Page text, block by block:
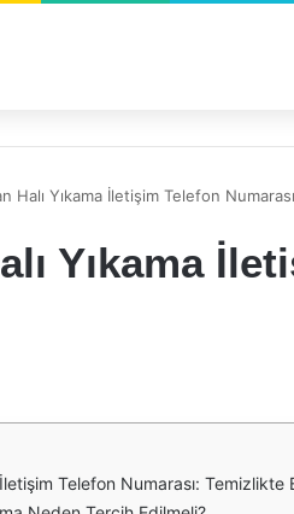
Halı Yıkama İletişim Telefon Numarası
Yıkama
Telefon Numarası: Temizlikte